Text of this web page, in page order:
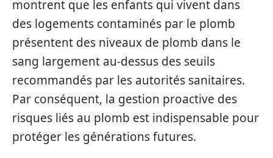
montrent que les enfants qui vivent dans
des logements contaminés par le plomb
présentent des niveaux de plomb dans le
sang largement au-dessus des seuils
recommandés par les autorités sanitaires.
Par conséquent, la gestion proactive des
risques liés au plomb est indispensable pour
protéger les générations futures.